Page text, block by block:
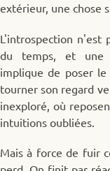
extérieur, une chose
L'introspection n'est
du temps, et une
implique de poser
tourner son regard
inexploré, où
intuitions oubliées.
Mais à force de fuir